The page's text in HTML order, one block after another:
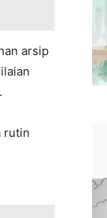
arsip
rutin